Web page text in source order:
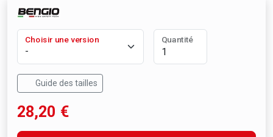
Choisir une version Quantité
Guide des tailles
28,20 €